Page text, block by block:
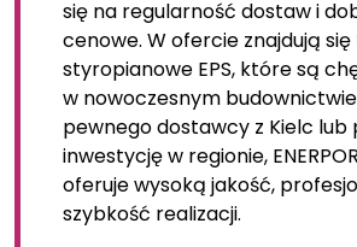
się na regularność dostaw i
cenowe. W ofercie znajdują się
styropianowe EPS, które są
w nowoczesnym
pewnego dostawcy z Kielc lub
inwestycję w regionie,
oferuje wysoką jakość,
szybkość realizacji.